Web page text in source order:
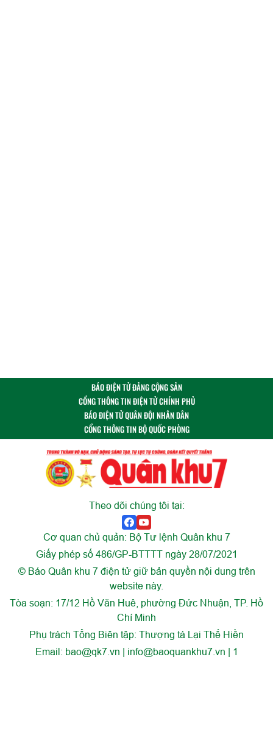
BÁO ĐIỆN TỬ ĐẢNG CỘNG SẢN
CỔNG THÔNG TIN ĐIỆN TỬ CHÍNH PHỦ
BÁO ĐIỆN TỬ QUÂN ĐỘI NHÂN DÂN
CỔNG THÔNG TIN BỘ QUỐC PHÒNG
Theo dõi chúng tôi tại:
Cơ quan chủ quản: Bộ Tư lệnh Quân khu 7
Giấy phép số 486/GP-BTTTT ngày 28/07/2021
© Báo Quân khu 7 điện tử giữ bản quyền nội dung trên
website này.
Tòa soạn: 17/12 Hồ Văn Huê, phường Đức Nhuận, TP. Hồ
Chí Minh
Phụ trách Tổng Biên tập: Thượng tá Lại Thế Hiền
Email: bao@qk7.vn | info@baoquankhu7.vn | 1